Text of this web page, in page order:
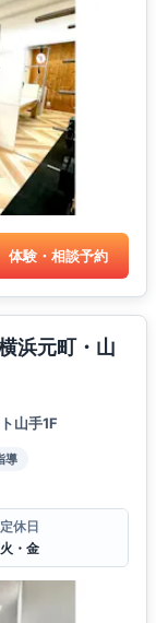
体験・相談予約
浜元町・山
山手1F
導
定休日
火・金